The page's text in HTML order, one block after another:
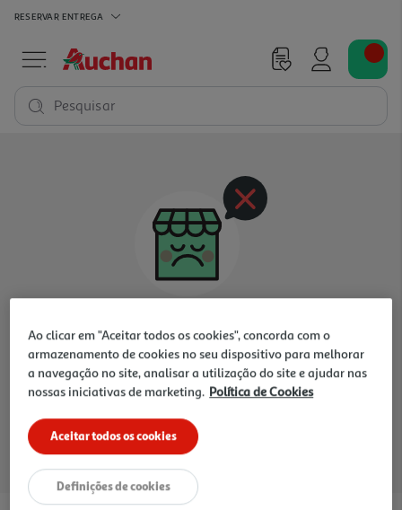
RESERVAR ENTREGA
Pesquisar
para a loja selecionada
Ao clicar em "Aceitar todos os cookies", concorda com o
armazenamento de cookies no seu dispositivo para melhorar
a navegação no site, analisar a utilização do site e ajudar nas
nossas iniciativas de marketing. Política de Cookies
Aceitar todos os cookies
Definições de cookies